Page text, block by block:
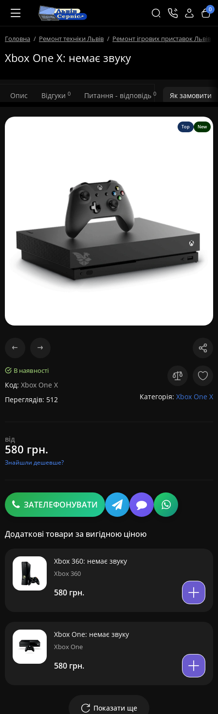
0
Головна Ремонт техніки Львів Ремонт ігрових приставок Львів
Xbox One X: немає звуку
Опис Відгуки 0 Питання - відповідь 0 Як замовити
Top New
В наявності
Код: Xbox One X
Переглядів: 512
Категорія: Xbox One X
від
580 грн.
Знайшли дешевше?
ЗАТЕЛЕФОНУВАТИ
Додаткові товари за вигідною ціною
Xbox 360: немає звуку
Xbox 360
580 грн.
Xbox One: немає звуку
Xbox One
580 грн.
Показати ще